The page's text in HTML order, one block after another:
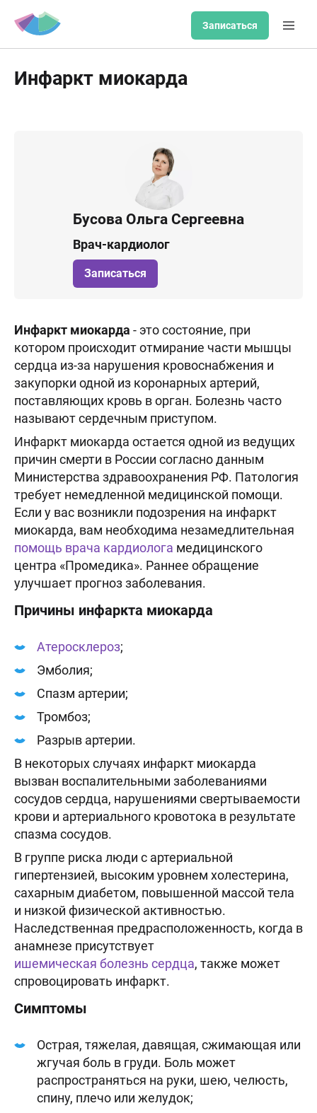
Записаться
Инфаркт миокарда
Бусова Ольга Сергеевна
Врач-кардиолог
Записаться
Инфаркт миокарда - это состояние, при
котором происходит отмирание части мышцы
сердца из-за нарушения кровоснабжения и
закупорки одной из коронарных артерий,
поставляющих кровь в орган. Болезнь часто
называют сердечным приступом.
Инфаркт миокарда остается одной из ведущих
причин смерти в России согласно данным
Министерства здравоохранения РФ. Патология
требует немедленной медицинской помощи.
Если у вас возникли подозрения на инфаркт
миокарда, вам необходима незамедлительная
помощь врача кардиолога медицинского
центра «Промедика». Раннее обращение
улучшает прогноз заболевания.
Причины инфаркта миокарда
Атеросклероз;
Эмболия;
Спазм артерии;
Тромбоз;
Разрыв артерии.
В некоторых случаях инфаркт миокарда
вызван воспалительными заболеваниями
сосудов сердца, нарушениями свертываемости
крови и артериального кровотока в результате
спазма сосудов.
В группе риска люди с артериальной
гипертензией, высоким уровнем холестерина,
сахарным диабетом, повышенной массой тела
и низкой физической активностью.
Наследственная предрасположенность, когда в
анамнезе присутствует
ишемическая болезнь сердца, также может
спровоцировать инфаркт.
Симптомы
Острая, тяжелая, давящая, сжимающая или
жгучая боль в груди. Боль может
распространяться на руки, шею, челюсть,
спину, плечо или желудок;